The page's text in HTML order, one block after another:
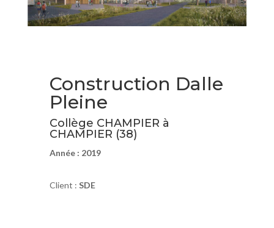
Construction Dalle
Pleine
Collège CHAMPIER à
CHAMPIER (38)
Année : 2019
Client : SDE